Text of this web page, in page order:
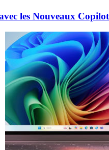
les Nouveaux